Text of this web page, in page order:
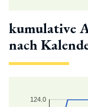
kumulative
nach
124.0